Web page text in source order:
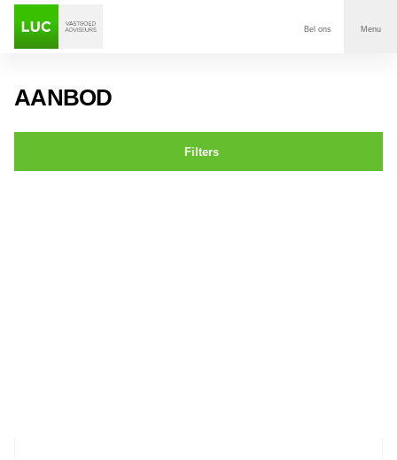
Bel ons Menu
AANBOD
Filters